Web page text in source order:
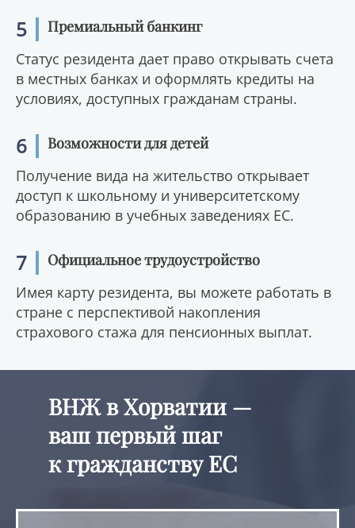
5
Премиальный банкинг
Статус резидента дает право открывать счета
в местных банках и оформлять кредиты на
условиях, доступных гражданам страны.
6
Возможности для детей
Получение вида на жительство открывает
доступ к школьному и университетскому
образованию в учебных заведениях ЕС.
7
Официальное трудоустройство
Имея карту резидента, вы можете работать в
стране с перспективой накопления
страхового стажа для пенсионных выплат.
ВНЖ в Хорватии —
ваш первый шаг
к гражданству ЕС